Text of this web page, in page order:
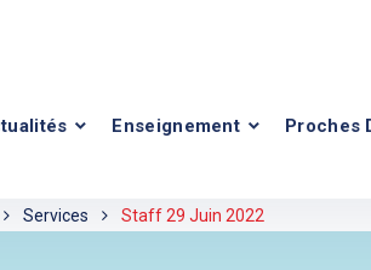
Enseignement Proches
Services Staff 29 Juin 2022